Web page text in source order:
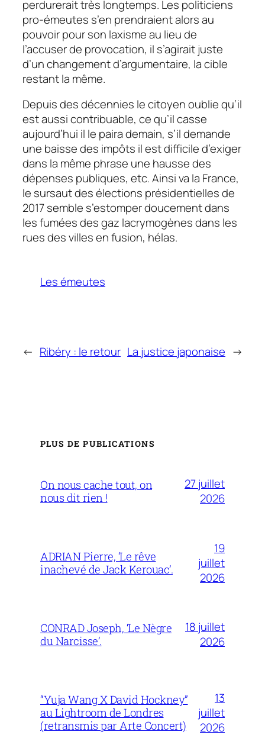
perdurerait très longtemps. Les politiciens
pro-émeutes s’en prendraient alors au
pouvoir pour son laxisme au lieu de
l’accuser de provocation, il s’agirait juste
d’un changement d’argumentaire, la cible
restant la même.
Depuis des décennies le citoyen oublie qu’il
est aussi contribuable, ce qu’il casse
aujourd’hui il le paira demain, s’il demande
une baisse des impôts il est difficile d’exiger
dans la même phrase une hausse des
dépenses publiques, etc. Ainsi va la France,
le sursaut des élections présidentielles de
2017 semble s’estomper doucement dans
les fumées des gaz lacrymogènes dans les
rues des villes en fusion, hélas.
Les émeutes
← Ribéry : le retour La justice japonaise →
PLUS DE PUBLICATIONS
On nous cache tout, on
nous dit rien !
27 juillet
2026
ADRIAN Pierre, ‘Le rêve
inachevé de Jack Kerouac’.
19
juillet
2026
CONRAD Joseph, ‘Le Nègre
du Narcisse’.
18 juillet
2026
“Yuja Wang X David Hockney”
au Lightroom de Londres
(retransmis par Arte Concert)
13
juillet
2026